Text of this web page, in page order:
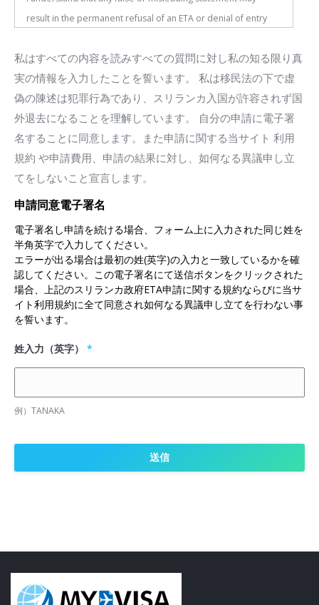
result in the permanent refusal of an ETA or denial of entry
not entitle me to enter Sri Lanka upon arrival at a port of
entry if I am found inadmissible.
1. All ETA holders should be able to prove:
(i) A round trip ticket to show at the port of entry in Sri
Lanka (only if you are traveling by air).
(ii) Evidence of sufficient funds to cover your expenses in
Sri Lanka.
2. Employment: Holder of ETA, should not engage in any
business other than specified in the ETA, during the period
of his/her stay in Sri Lanka
3. Fees and Payments: You agree that your credit card(s)
will be billed immediately after submission of your
application. Requirements and Fees related to processing
and you agree that the ETA processing fee once paid by
4. Communication: By using this site, you do authorize the
Department of Immigration & Emigration Sri Lanka to
or non-electronic means of communication.
You must enter the passport number correctly
私はすべての内容を読みすべての質問に対し私の知る限り真
実の情報を入力したことを誓います。 私は移民法の下で虚
偽の陳述は犯罪行為であり、スリランカ入国が許容されず国
外退去になることを理解しています。 自分の申請に電子署
名することに同意します。また申請に関する当サイト 利用
規約 や申請費用、申請の結果に対し、如何なる異議申し立
てをしないこと宣言します。
申請同意電子署名
電子署名し申請を続ける場合、フォーム上に入力された同じ姓を
半角英字で入力してください。
エラーが出る場合は最初の姓(英字)の入力と一致しているかを確
認してください。この電子署名にて送信ボタンをクリックされた
場合、上記のスリランカ政府ETA申請に関する規約ならびに当サ
イト利用規約に全て同意され如何なる異議申し立てを行わない事
を誓います。
姓入力（英字） *
例）TANAKA